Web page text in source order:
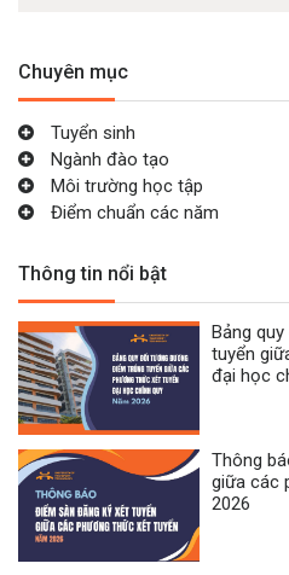
Chuyên mục
Tuyển sinh
Ngành đào tạo
Môi trường học tập
Điểm chuẩn các năm
Thông tin nổi bật
Bảng
tuyển
đại học
Thông
giữa các
2026